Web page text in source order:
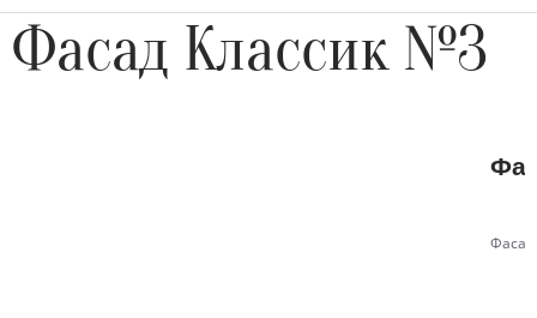
Фасад Классик №3